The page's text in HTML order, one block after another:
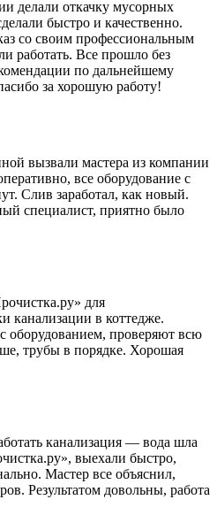
делали откачку мусорных
быстро и качественно.
со своим профессиональным
работать. Все прошло без
по дальнейшему
за хорошую работу!
вызвали мастера из компании
все оборудование с
Слив заработал, как новый.
специалист, приятно было
для
канализации в коттедже.
оборудованием, проверяют всю
трубы в порядке. Хорошая
канализация — вода шла
выехали быстро,
Мастер все объяснил,
Результатом довольны, работа